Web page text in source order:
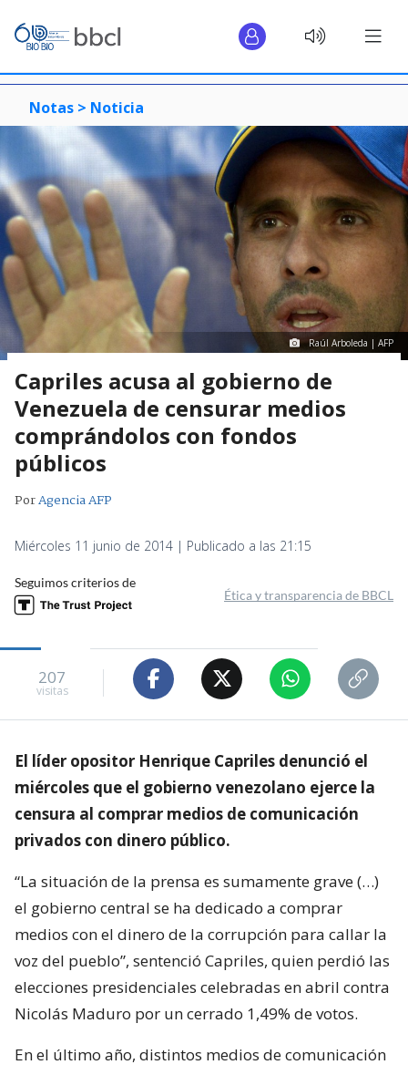
Notas > Noticia
Raúl Arboleda | AFP
Capriles acusa al gobierno de
Venezuela de censurar medios
comprándolos con fondos
públicos
PorAgencia AFP
Miércoles 11 junio de 2014 | Publicado a las 21:15
Seguimos criterios de
Ética y transparencia de BBCL
207
visitas
El líder opositor Henrique Capriles denunció el
miércoles que el gobierno venezolano ejerce la
censura al comprar medios de comunicación
privados con dinero público.
“La situación de la prensa es sumamente grave (…)
el gobierno central se ha dedicado a comprar
medios con el dinero de la corrupción para callar la
voz del pueblo”, sentenció Capriles, quien perdió las
elecciones presidenciales celebradas en abril contra
Nicolás Maduro por un cerrado 1,49% de votos.
En el último año, distintos medios de comunicación